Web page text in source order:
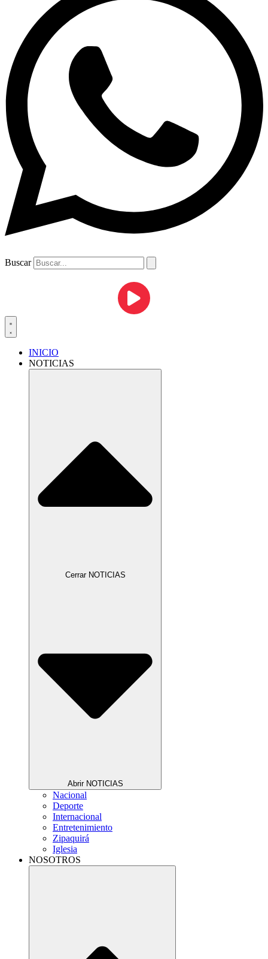
Buscar
INICIO
NOTICIAS
Cerrar NOTICIAS
Abrir NOTICIAS
Nacional
Deporte
Internacional
Entretenimiento
Zipaquirá
Iglesia
NOSOTROS